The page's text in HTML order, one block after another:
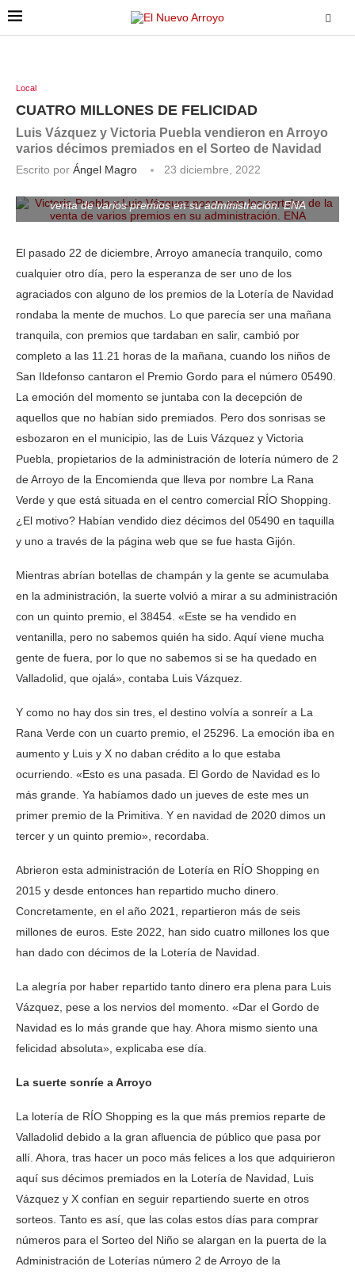
Local
CUATRO MILLONES DE FELICIDAD
Luis Vázquez y Victoria Puebla vendieron en Arroyo
varios décimos premiados en el Sorteo de Navidad
Escrito por Ángel Magro
23 diciembre, 2022
venta de varios premios en su administración. ENA
El pasado 22 de diciembre, Arroyo amanecía tranquilo, como
cualquier otro día, pero la esperanza de ser uno de los
agraciados con alguno de los premios de la Lotería de Navidad
rondaba la mente de muchos. Lo que parecía ser una mañana
tranquila, con premios que tardaban en salir, cambió por
completo a las 11.21 horas de la mañana, cuando los niños de
San Ildefonso cantaron el Premio Gordo para el número 05490.
La emoción del momento se juntaba con la decepción de
aquellos que no habían sido premiados. Pero dos sonrisas se
esbozaron en el municipio, las de Luis Vázquez y Victoria
Puebla, propietarios de la administración de lotería número de 2
de Arroyo de la Encomienda que lleva por nombre La Rana
Verde y que está situada en el centro comercial RÍO Shopping.
¿El motivo? Habían vendido diez décimos del 05490 en taquilla
y uno a través de la página web que se fue hasta Gijón.
Mientras abrían botellas de champán y la gente se acumulaba
en la administración, la suerte volvió a mirar a su administración
con un quinto premio, el 38454. «Este se ha vendido en
ventanilla, pero no sabemos quién ha sido. Aquí viene mucha
gente de fuera, por lo que no sabemos si se ha quedado en
Valladolid, que ojalá», contaba Luis Vázquez.
Y como no hay dos sin tres, el destino volvía a sonreír a La
Rana Verde con un cuarto premio, el 25296. La emoción iba en
aumento y Luis y X no daban crédito a lo que estaba
ocurriendo. «Esto es una pasada. El Gordo de Navidad es lo
más grande. Ya habíamos dado un jueves de este mes un
primer premio de la Primitiva. Y en navidad de 2020 dimos un
tercer y un quinto premio», recordaba.
Abrieron esta administración de Lotería en RÍO Shopping en
2015 y desde entonces han repartido mucho dinero.
Concretamente, en el año 2021, repartieron más de seis
millones de euros. Este 2022, han sido cuatro millones los que
han dado con décimos de la Lotería de Navidad.
La alegría por haber repartido tanto dinero era plena para Luis
Vázquez, pese a los nervios del momento. «Dar el Gordo de
Navidad es lo más grande que hay. Ahora mismo siento una
felicidad absoluta», explicaba ese día.
La suerte sonríe a Arroyo
La lotería de RÍO Shopping es la que más premios reparte de
Valladolid debido a la gran afluencia de público que pasa por
allí. Ahora, tras hacer un poco más felices a los que adquirieron
aquí sus décimos premiados en la Lotería de Navidad, Luis
Vázquez y X confían en seguir repartiendo suerte en otros
sorteos. Tanto es así, que las colas estos días para comprar
números para el Sorteo del Niño se alargan en la puerta de la
Administración de Loterías número 2 de Arroyo de la